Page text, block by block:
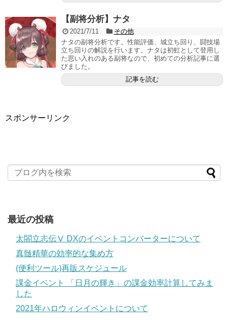
【副将分析】ナタ
2021/7/11
その他
ナタの副将分析です。性能評価、城立ち回り、闘技場
立ち回りの解説を行います。ナタは初虹として登用し
た思い入れのある副将なので、初めての分析記事に選
びました。
記事を読む
スポンサーリンク
最近の投稿
太閤立志伝Ⅴ DXのイベントコンバーターについて
真髄精華の効率的な集め方
(便利ツール)再販スケジュール
課金イベント 「日月の輝き」の課金効率計算してみま
した
2021年ハロウィンイベントについて